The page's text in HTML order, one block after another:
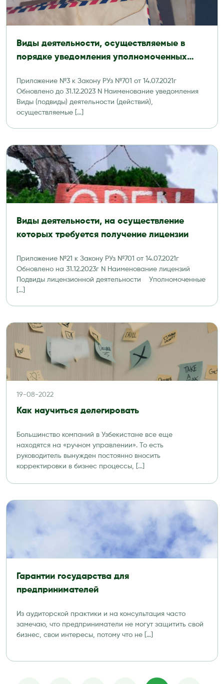
Виды деятельности, осуществляемые в
порядке уведомления уполномоченных
Приложение №3 к Закону РУз №701 от 14.07.2021г
Обновлено до 31.12.2023 N Наименование уведомления
Виды (подвиды) деятельности (действий),
осуществляемые […]
Виды деятельности, на осуществление
которых требуется получение лицензии
Приложение №21 к Закону РУз №701 от 14.07.2021г
Обновлено на 31.12.2023г N Наименование лицензий
Подвиды лицензионной деятельности Уполномоченные
[…]
19-08-2022
Как научиться делегировать
Большинство компаний в Узбекистане все еще
находятся на «ручном управлении». То есть
руководитель вынужден постоянно вносить
корректировки в бизнес процессы, […]
Гарантии государства для
предпринимателей
Из аудиторской практики и на консультация часто
замечаю, что предприниматели не могут защитить свой
бизнес, свои интересы, потому что не […]